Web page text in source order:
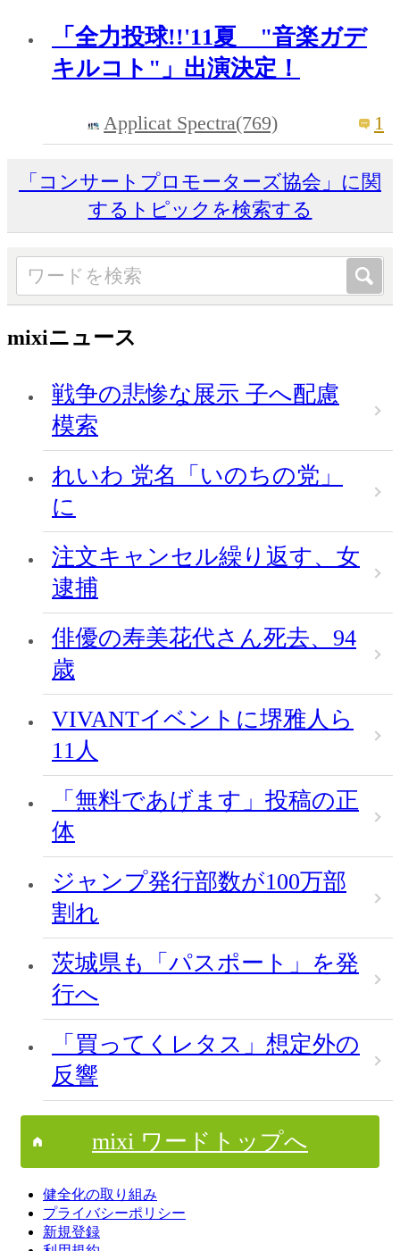
「全力投球!!'11夏 "音楽ガデ
キルコト"」出演決定！
Applicat Spectra(769) 1
「コンサートプロモーターズ協会」に関
するトピックを検索する
mixiニュース
戦争の悲惨な展示 子へ配慮
模索
れいわ 党名「いのちの党」
に
注文キャンセル繰り返す、女
逮捕
俳優の寿美花代さん死去、94
歳
VIVANTイベントに堺雅人ら
11人
「無料であげます」投稿の正
体
ジャンプ発行部数が100万部
割れ
茨城県も「パスポート」を発
行へ
「買ってくレタス」想定外の
反響
mixi ワードトップへ
健全化の取り組み
プライバシーポリシー
新規登録